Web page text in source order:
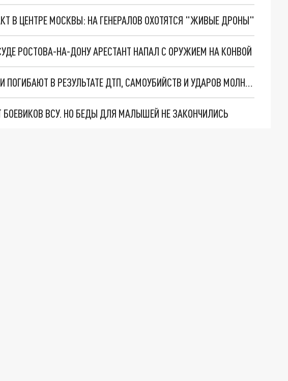
В ЦЕНТРЕ МОСКВЫ: НА ГЕНЕРАЛОВ ОХОТЯТСЯ "ЖИВЫЕ ДРОНЫ"
РОСТОВА-НА-ДОНУ АРЕСТАНТ НАПАЛ С ОРУЖИЕМ НА КОНВОЙ
ДЕТИ В РОСТОВСКОЙ ОБЛАСТИ ПОГИБАЮТ В РЕЗУЛЬТАТЕ ДТП, САМОУБИЙСТВ И УДАРОВ МОЛНИИ
ВСУ. НО БЕДЫ ДЛЯ МАЛЫШЕЙ НЕ ЗАКОНЧИЛИСЬ